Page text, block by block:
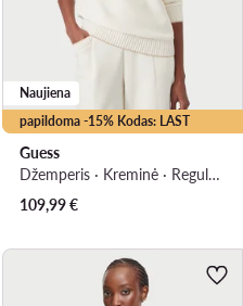
papildoma -15% Kodas: LAST
Naujiena
Guess
Džemperis · Kreminė · Regular Fit
109,99€